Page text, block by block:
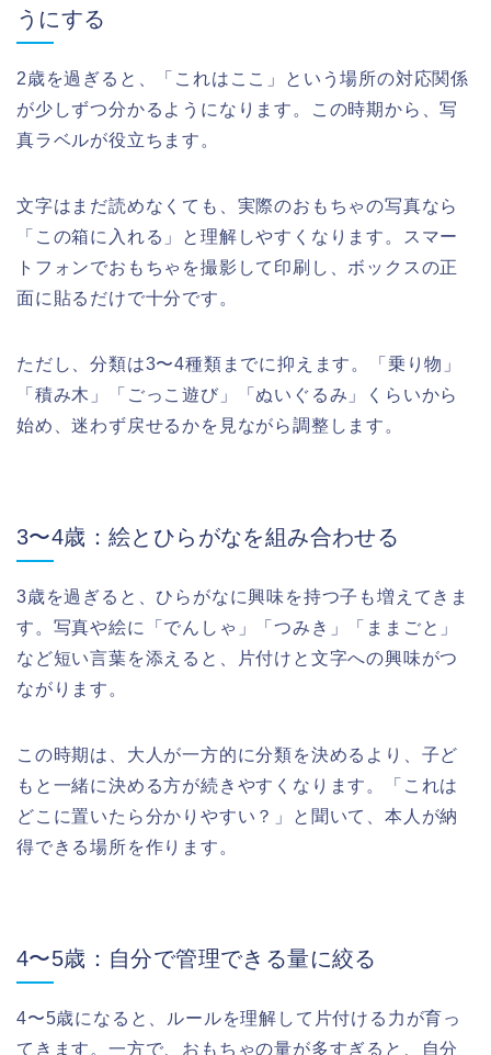
うにする
2歳を過ぎると、「これはここ」という場所の対応関係
が少しずつ分かるようになります。この時期から、写
真ラベルが役立ちます。
文字はまだ読めなくても、実際のおもちゃの写真なら
「この箱に入れる」と理解しやすくなります。スマー
トフォンでおもちゃを撮影して印刷し、ボックスの正
面に貼るだけで十分です。
ただし、分類は3〜4種類までに抑えます。「乗り物」
「積み木」「ごっこ遊び」「ぬいぐるみ」くらいから
始め、迷わず戻せるかを見ながら調整します。
3〜4歳：絵とひらがなを組み合わせる
3歳を過ぎると、ひらがなに興味を持つ子も増えてきま
す。写真や絵に「でんしゃ」「つみき」「ままごと」
など短い言葉を添えると、片付けと文字への興味がつ
ながります。
この時期は、大人が一方的に分類を決めるより、子ど
もと一緒に決める方が続きやすくなります。「これは
どこに置いたら分かりやすい？」と聞いて、本人が納
得できる場所を作ります。
4〜5歳：自分で管理できる量に絞る
4〜5歳になると、ルールを理解して片付ける力が育っ
てきます。一方で、おもちゃの量が多すぎると、自分